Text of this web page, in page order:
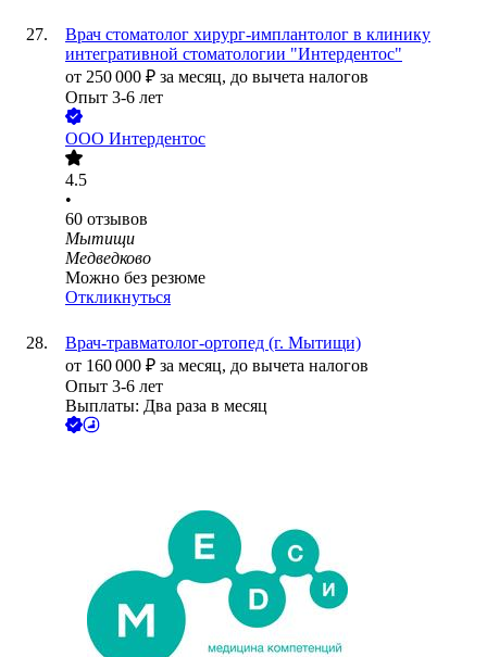
Врач стоматолог хирург-имплантолог в клинику
интегративной стоматологии "Интердентос"
от 250 000 ₽ за месяц, до вычета налогов
Опыт 3-6 лет
ООО Интердентос
4.5
•
60 отзывов
Мытищи
Медведково
Можно без резюме
Откликнуться
Врач-травматолог-ортопед (г. Мытищи)
от 160 000 ₽ за месяц, до вычета налогов
Опыт 3-6 лет
Выплаты: Два раза в месяц